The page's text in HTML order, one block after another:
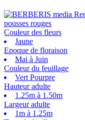
Couleur des fleurs
Jaune
Epoque de floraison
Mai à Juin
Couleur du feuillage
Vert Pourpre
Hauteur adulte
1.25m à 1.50m
Largeur adulte
1m à 1.25m